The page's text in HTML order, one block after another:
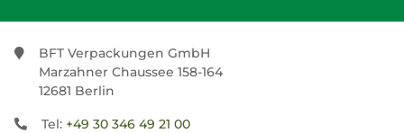
BFT Verpackungen GmbH
Marzahner Chaussee 158-164
12681 Berlin
Tel: +49 30 346 49 21 00